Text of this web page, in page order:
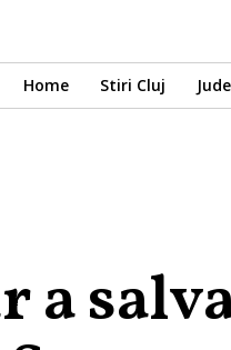
Home Stiri Cluj
a